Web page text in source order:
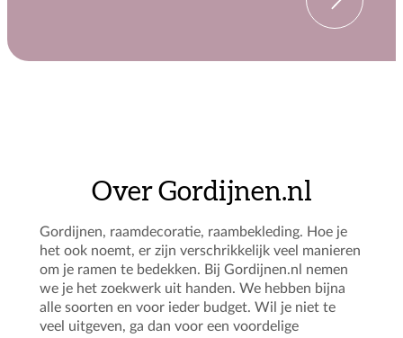
Over Gordijnen.nl
Gordijnen, raamdecoratie, raambekleding. Hoe je
het ook noemt, er zijn verschrikkelijk veel manieren
om je ramen te bedekken. Bij Gordijnen.nl nemen
we je het zoekwerk uit handen. We hebben bijna
alle soorten en voor ieder budget. Wil je niet te
veel uitgeven, ga dan voor een voordelige